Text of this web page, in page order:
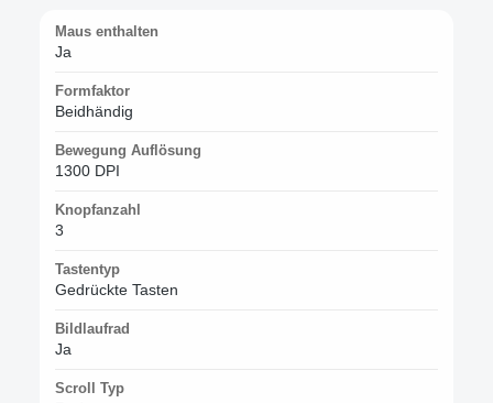
Maus enthalten
Ja
Formfaktor
Beidhändig
Bewegung Auflösung
1300 DPI
Knopfanzahl
3
Tastentyp
Gedrückte Tasten
Bildlaufrad
Ja
Scroll Typ